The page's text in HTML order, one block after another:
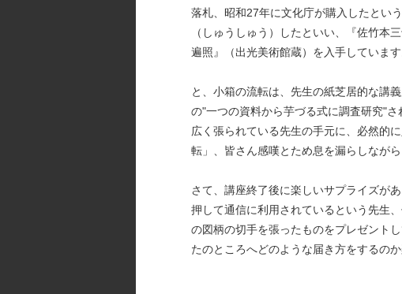
落札、昭和27年に文化庁が購入したとい
（しゅうしゅう）したといい、『佐竹本
遍照』（出光美術館蔵）を入手しています
と、小箱の流転は、先生の紙芝居的な講
の"一つの資料から芋づる式に調査研究"
広く張られている先生の手元に、必然的
転」、皆さん感嘆とため息を漏らしなが
さて、講座終了後に楽しいサプライズが
押して通信に利用されているという先生
の図柄の切手を張ったものをプレゼント
たのところへどのような届き方をするのか